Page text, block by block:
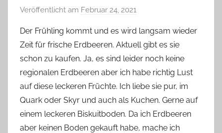
Veröffentlicht am Februar 24, 2021
n
Y
v
o
n
n
e
Der Frühling kommt und es wird langsam wieder
Zeit für frische Erdbeeren. Aktuell gibt es sie
schon zu kaufen. Ja, es sind leider noch keine
regionalen Erdbeeren aber ich habe richtig Lust
auf diese leckeren Früchte. Ich liebe sie pur, im
Quark oder Skyr und auch als Kuchen. Gerne auf
einem leckeren Biskuitboden. Da ich Erdbeeren
aber keinen Boden gekauft habe, mache ich